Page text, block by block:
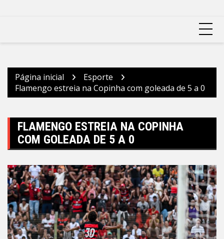
Página inicial
Esporte
Flamengo estreia na Copinha com goleada de 5 a 0
FLAMENGO ESTREIA NA COPINHA
COM GOLEADA DE 5 A 0